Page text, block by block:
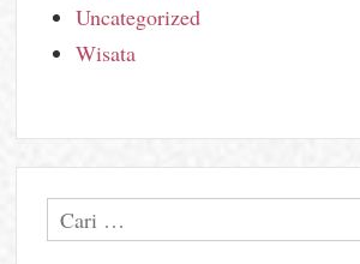
Uncategorized
Wisata